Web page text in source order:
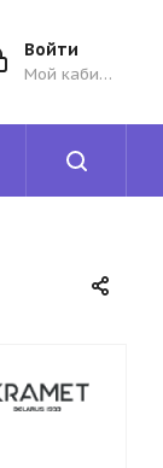
Войти
Мой кабинет